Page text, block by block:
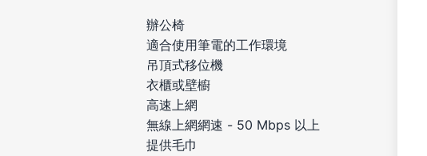
辦公椅
適合使用筆電的工作環境
吊頂式移位機
衣櫃或壁櫥
高速上網
無線上網網速 - 50 Mbps 以上
提供毛巾